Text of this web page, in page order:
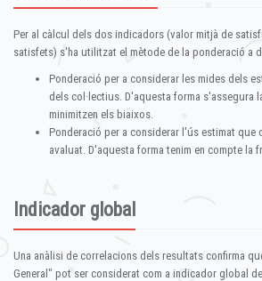
Per al càlcul dels dos indicadors (valor mitjà de
satisfets) s'ha utilitzat el mètode de la ponderació a
Ponderació per a considerar les mides dels
dels col·lectius. D'aquesta forma s'assegura
minimitzen els biaixos.
Ponderació per a considerar l'ús estimat que
avaluat. D'aquesta forma tenim en compte la
Indicador global
Una anàlisi de correlacions dels resultats confirma
General" pot ser considerat com a indicador global